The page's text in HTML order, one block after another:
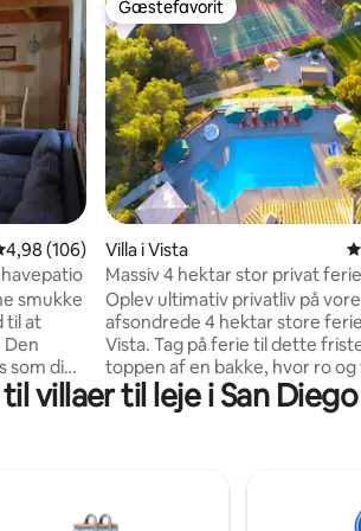
omtaler
ud af 5 i gennemsnitlig bedømmelse,
4,98 (106)
til at
din i
stor
grillning.
Gæstefavorit
Gæstefavorit
Villa i Vista
Massiv 4 hektar stor privat
majestætisk udsigt
Oplev ultimativ privatliv på
afsondrede 4 hektar store
Vista. Tag på ferie til dette
toppen af en bakke, hvor ro og
udsigt over dalen venter.
familier, store grupper og
spabad, tennisbane,
basketballkurv, hestesko, corn
villaer til leje i San